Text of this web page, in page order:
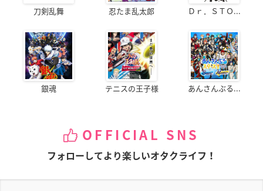
刀剣乱舞 忍たま乱太郎 Ｄｒ．ＳＴＯ...
銀魂 テニスの王子様 あんさんぶる...
OFFICIAL SNS
フォローしてより楽しいオタクライフ！